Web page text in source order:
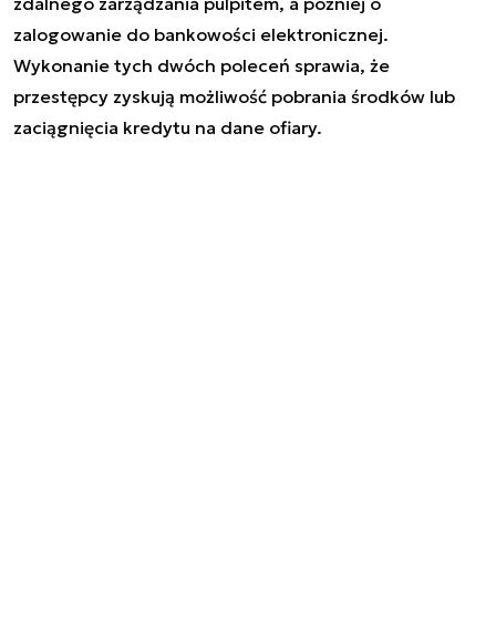
zalogowanie do bankowości elektronicznej.
Wykonanie tych dwóch poleceń sprawia, że
przestępcy zyskują możliwość pobrania środków lub
zaciągnięcia kredytu na dane ofiary.